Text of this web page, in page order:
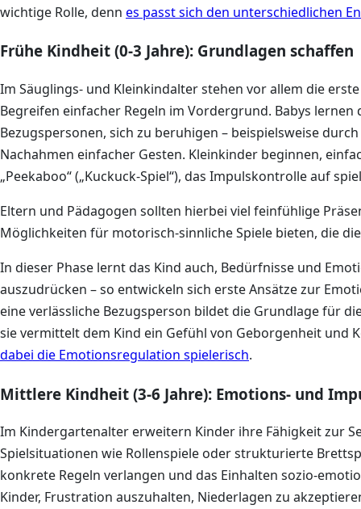
wichtige Rolle, denn es passt sich den unterschiedlichen
Frühe Kindheit (0-3 Jahre): Grundlagen schaffen
Im Säuglings- und Kleinkindalter stehen vor allem die
Begreifen einfacher Regeln im Vordergrund. Babys
Bezugspersonen, sich zu beruhigen – beispielsweise
Nachahmen einfacher Gesten. Kleinkinder beginnen,
„Peekaboo“ („Kuckuck-Spiel“), das Impulskontrolle auf
Eltern und Pädagogen sollten hierbei viel feinfühlige
Möglichkeiten für motorisch-sinnliche Spiele bieten, die
In dieser Phase lernt das Kind auch, Bedürfnisse und
auszudrücken – so entwickeln sich erste Ansätze zur
eine verlässliche Bezugsperson bildet die Grundlage für
sie vermittelt dem Kind ein Gefühl von Geborgenheit und
dabei die Emotionsregulation spielerisch.
Mittlere Kindheit (3-6 Jahre): Emotions- und
Im Kindergartenalter erweitern Kinder ihre Fähigkeit zur
Spielsituationen wie Rollenspiele oder strukturierte
konkrete Regeln verlangen und das Einhalten sozio-
Kinder, Frustration auszuhalten, Niederlagen zu